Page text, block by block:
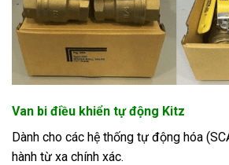
Van bi điều khiển tự động Kitz
Dành cho các hệ thống tự động hóa
hành từ xa chính xác.